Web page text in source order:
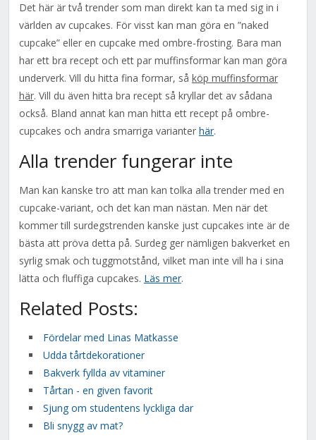
Det här är två trender som man direkt kan ta med sig in i
världen av cupcakes. För visst kan man göra en ”naked
cupcake” eller en cupcake med ombre-frosting. Bara man
har ett bra recept och ett par muffinsformar kan man göra
underverk. Vill du hitta fina formar, så köp muffinsformar
här. Vill du även hitta bra recept så kryllar det av sådana
också. Bland annat kan man hitta ett recept på ombre-
cupcakes och andra smarriga varianter här.
Alla trender fungerar inte
Man kan kanske tro att man kan tolka alla trender med en
cupcake-variant, och det kan man nästan. Men när det
kommer till surdegstrenden kanske just cupcakes inte är de
bästa att pröva detta på. Surdeg ger nämligen bakverket en
syrlig smak och tuggmotstånd, vilket man inte vill ha i sina
lätta och fluffiga cupcakes. Läs mer.
Related Posts:
Fördelar med Linas Matkasse
Udda tårtdekorationer
Bakverk fyllda av vitaminer
Tårtan - en given favorit
Sjung om studentens lyckliga dar
Bli snygg av mat?